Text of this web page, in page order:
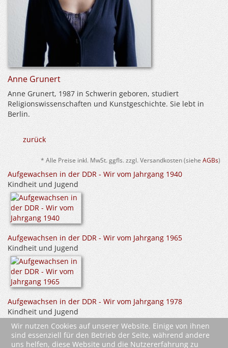
Anne Grunert
Anne Grunert, 1987 in Schwerin geboren, studiert
Religionswissenschaften und Kunstgeschichte. Sie lebt in
Berlin.
zurück
* Alle Preise inkl. MwSt. ggfls. zzgl. Versandkosten (siehe AGBs)
Aufgewachsen in der DDR - Wir vom Jahrgang 1940
Kindheit und Jugend
Aufgewachsen in der DDR - Wir vom Jahrgang 1965
Kindheit und Jugend
Aufgewachsen in der DDR - Wir vom Jahrgang 1978
Kindheit und Jugend
Wir nutzen Cookies auf unserer Website. Einige von ihnen
sind essenziell für den Betrieb der Seite, während andere
uns helfen, diese Website und die Nutzererfahrung zu